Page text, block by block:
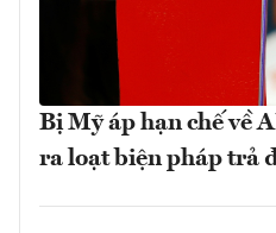
Bị Mỹ áp hạn chế về
ra loạt biện pháp trả